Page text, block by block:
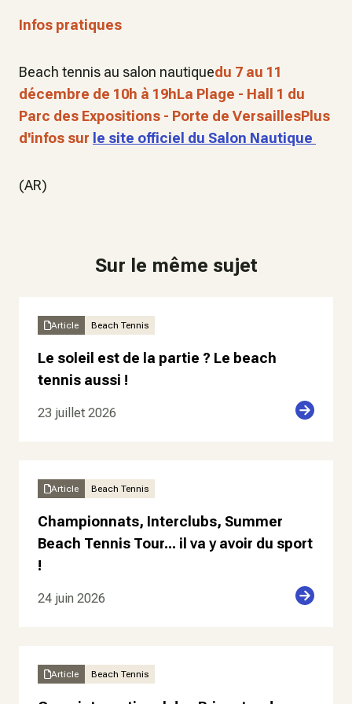
Infos pratiques
Beach tennis au salon nautiquedu 7 au 11
décembre de 10h à 19hLa Plage - Hall 1 du
Parc des Expositions - Porte de VersaillesPlus
d'infos sur le site officiel du Salon Nautique
(AR)
Sur le même sujet
Article Beach Tennis
Le soleil est de la partie ? Le beach
tennis aussi !
23 juillet 2026
Article Beach Tennis
Championnats, Interclubs, Summer
Beach Tennis Tour... il va y avoir du sport
!
24 juin 2026
Article Beach Tennis